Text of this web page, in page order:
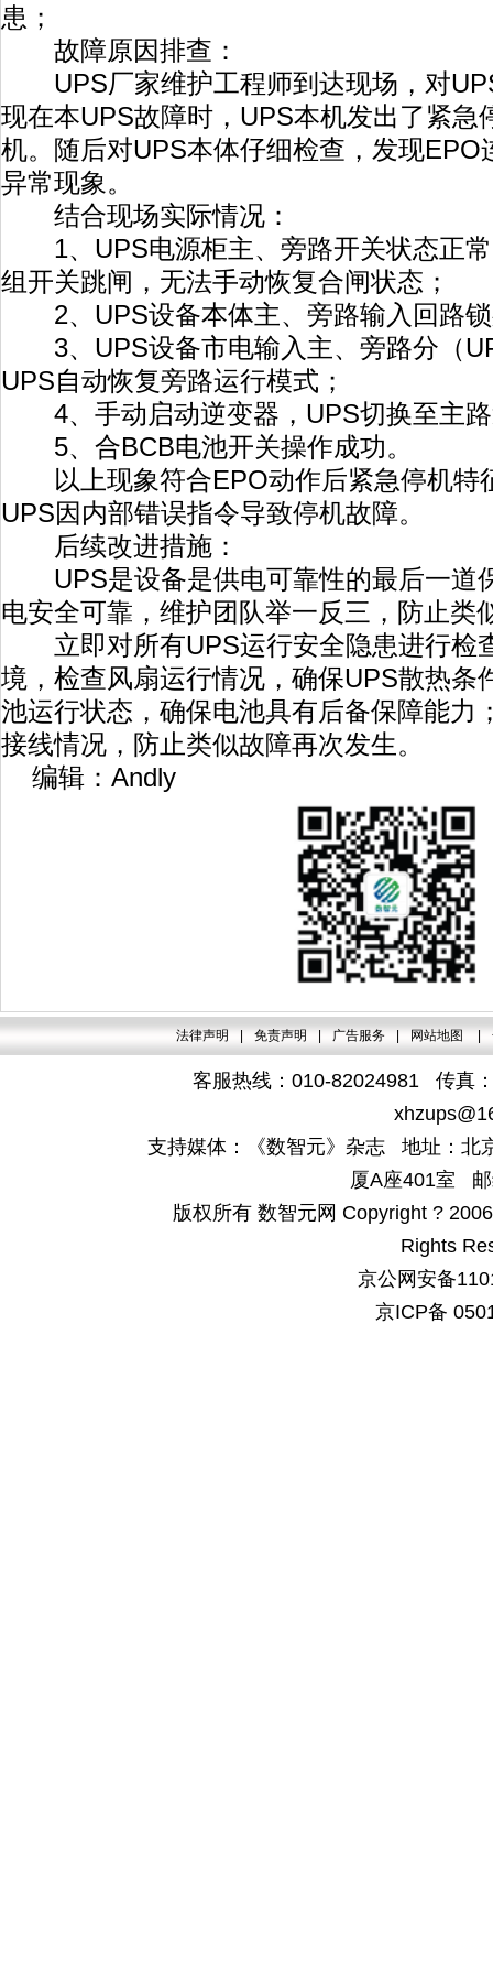
患；
故障原因排查：
UPS厂家维护工程师到达现场，对
现在本UPS故障时，UPS本机发出了紧急
机。随后对UPS本体仔细检查，发现
异常现象。
结合现场实际情况：
1、UPS电源柜主、旁路开关状态正常
组开关跳闸，无法手动恢复合闸状态；
2、UPS设备本体主、旁路输入回路
3、UPS设备市电输入主、旁路分（
UPS自动恢复旁路运行模式；
4、手动启动逆变器，UPS切换至主路
5、合BCB电池开关操作成功。
以上现象符合EPO动作后紧急停机特
UPS因内部错误指令导致停机故障。
后续改进措施：
UPS是设备是供电可靠性的最后一道
电安全可靠，维护团队举一反三，防止类
立即对所有UPS运行安全隐患进行检
境，检查风扇运行情况，确保UPS散热条
池运行状态，确保电池具有后备保障能力
接线情况，防止类似故障再次发生。
编辑：Andly
法律声明 免责声明 广告服务 网站地图
客服热线：010-82024981 传真
支持媒体：《数智元》杂志 地址：北
厦A座401室
版权所有 数智元网 Copyright ?
Rights
京公网安备
京ICP备